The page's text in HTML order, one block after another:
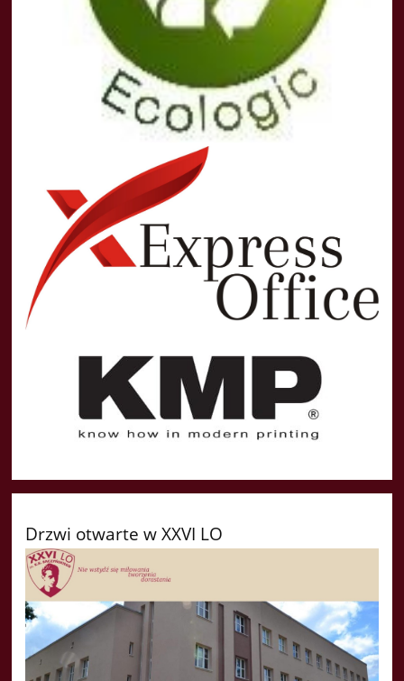
Drzwi otwarte w XXVI LO